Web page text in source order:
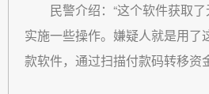
民警介绍：“这个软件获取
实施一些操作。嫌疑人就是用
款软件，通过扫描付款码转移资